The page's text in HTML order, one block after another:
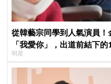
從韓藝宗同學到人氣演員
「我愛你」，出道前結下
明星